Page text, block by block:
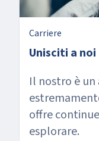
Carriere
Unisciti a noi
Il nostro è
offre continue
esplorare.